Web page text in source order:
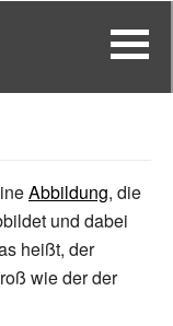
Abbildung, die
und dabei
heißt, der
wie der der